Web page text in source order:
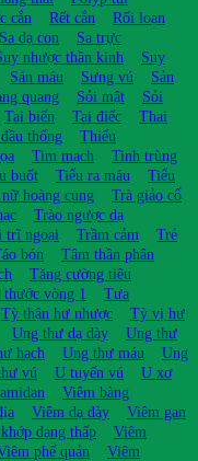
cắn Rết cắn
Rối loạn
Sa dạ con
Sa trực
nhược thần kinh
Suy
Sán máu Sưng vú
Sản
quang Sỏi mật
Sỏi
Tai biến Tai điếc
Thai
thống
Thiếu
Tim mạch
Tinh trùng
buốt Tiểu ra máu
Tiểu
hoàng cung
Trà giảo cổ
Trào ngược dạ
trĩ ngoại Trầm cảm
Trẻ
bón
Tâm thần phân
Tăng cường tiêu
vòng 1
Tưa
Tỳ thận hư nhược
Tỳ vị hư
Ung thư dạ dày
Ung thư
hạch Ung thư máu
Ung
vú U tuyến vú
U xơ
Viêm bàng
Viêm dạ dày
Viêm gan
dạng thấp
Viêm
phế quản
Viêm